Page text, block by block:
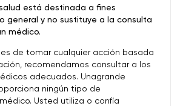
está destinada a fines
general y no sustituye a la consulta
médico.
de tomar cualquier acción basada
recomendamos consultar a los
adecuados. Unagrande
ningún tipo de
Usted utiliza o confía